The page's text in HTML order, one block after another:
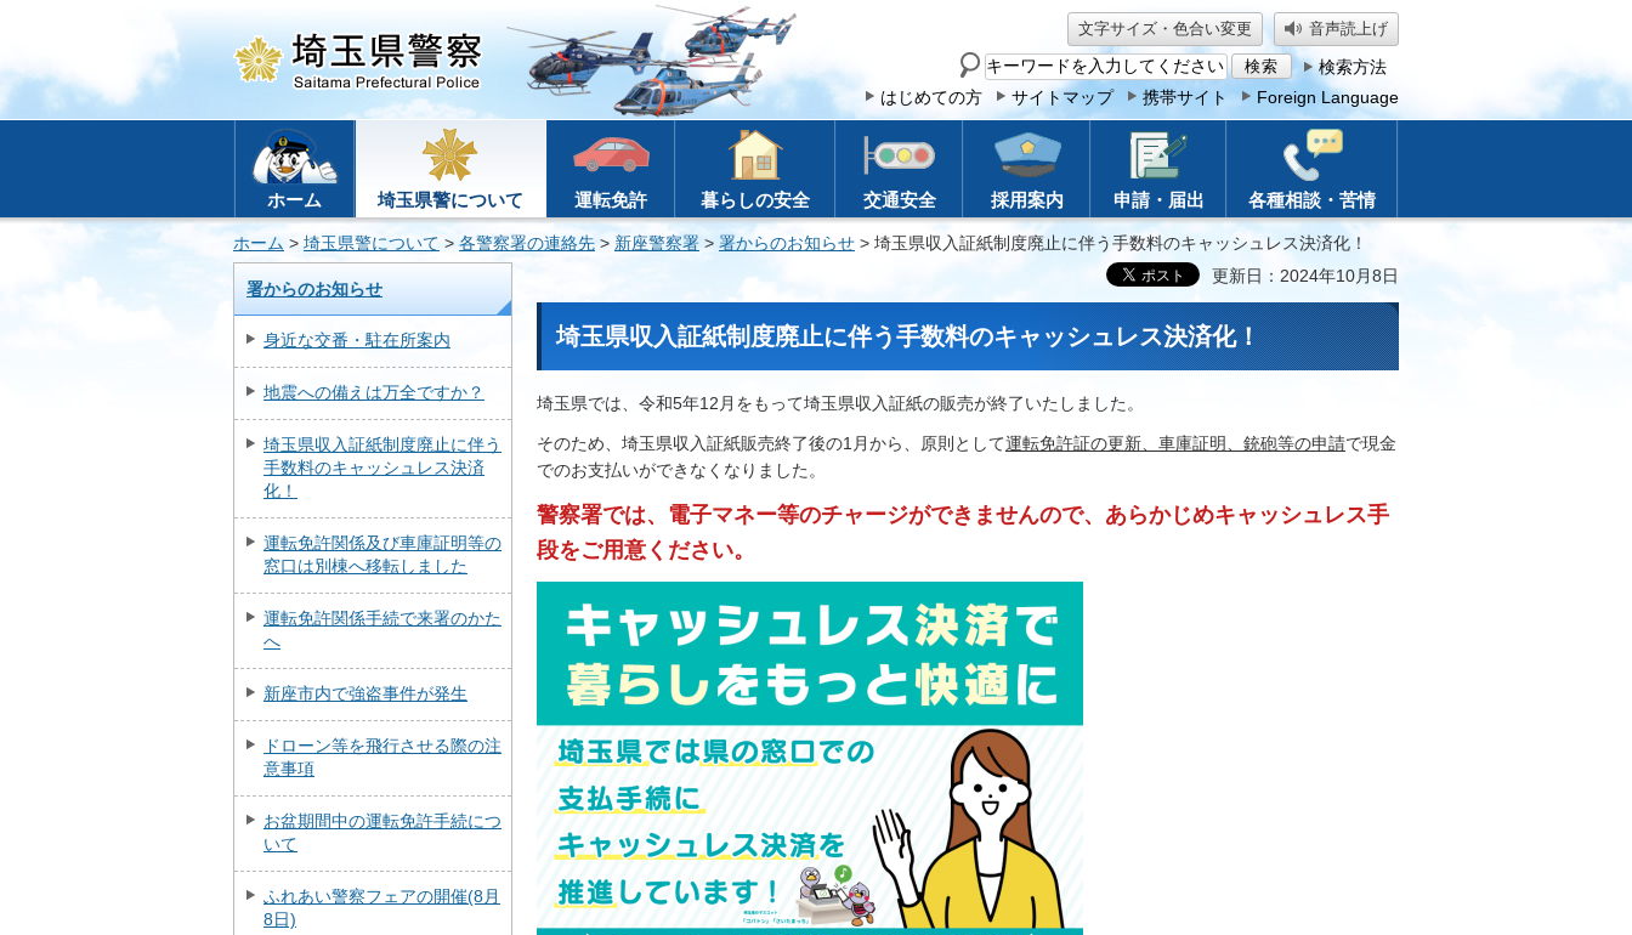
文字サイズ・色合い変更 音声読上げ
サ
イ
ト
検索方法
はじめての方
サイトマップ 携帯サイト Foreign Language
ホーム 埼玉県警について 運転免許 暮らしの安全 交通安全 採用案内 申請・届出 各種相談・苦情
ホーム > 埼玉県警について > 各警察署の連絡先 > 新座警察署 > 署からのお知らせ > 埼玉県収入証紙制度廃止に伴う手数料のキャッシュレス決済化！
署からのお知らせ
身近な交番・駐在所案内
地震への備えは万全ですか？
埼玉県収入証紙制度廃止に伴う
手数料のキャッシュレス決済
化！
運転免許関係及び車庫証明等の
窓口は別棟へ移転しました
運転免許関係手続で来署のかた
へ
新座市内で強盗事件が発生
ドローン等を飛行させる際の注
意事項
お盆期間中の運転免許手続につ
いて
ふれあい警察フェアの開催(8月
8日)
更新日：2024年10月8日
埼玉県収入証紙制度廃止に伴う手数料のキャッシュレス決済化！
埼玉県では、令和5年12月をもって埼玉県収入証紙の販売が終了いたしました。
そのため、埼玉県収入証紙販売終了後の1月から、原則として運転免許証の更新、車庫証明、銃砲等の申請で現金
でのお支払いができなくなりました。
警察署では、電子マネー等のチャージができませんので、あらかじめキャッシュレス手
段をご用意ください。